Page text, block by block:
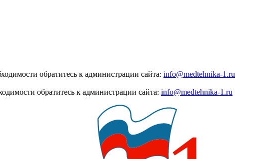
обратитесь к администрации сайта: info@medtehnika-1.ru
обратитесь к администрации сайта: info@medtehnika-1.ru